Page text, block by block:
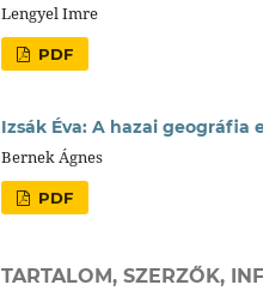
Lengyel Imre
PDF
Izsák Éva: A hazai geográfia
Bernek Ágnes
PDF
TARTALOM, SZERZŐK,